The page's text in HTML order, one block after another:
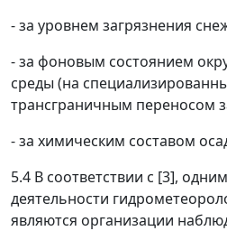
- за уровнем загрязнения
- за фоновым состоянием
среды (на
трансграничным переносом
- за химическим составом
5.4 В соответствии с [3],
деятельности
являются организации